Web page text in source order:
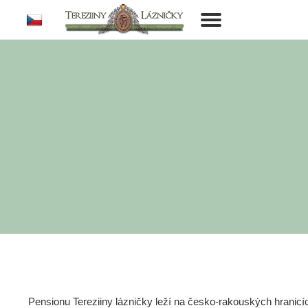
Toggle
Pensionu Tereziiny lázničky leží na česko-rakouských